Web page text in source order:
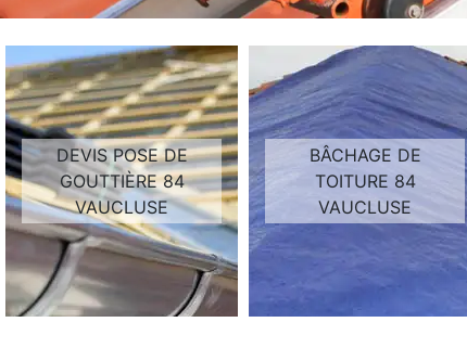
DEVIS POSE DE
GOUTTIÈRE 84
VAUCLUSE
BÂCHAGE DE
TOITURE 84
VAUCLUSE